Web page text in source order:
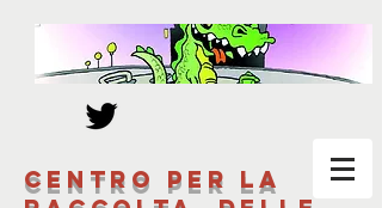
Centro per la